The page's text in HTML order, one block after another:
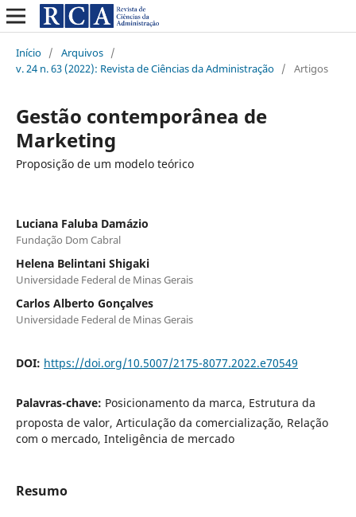
Início / Arquivos /
v. 24 n. 63 (2022): Revista de Ciências da Administração / Artigos
Gestão contemporânea de
Marketing
Proposição de um modelo teórico
Luciana Faluba Damázio
Fundação Dom Cabral
Helena Belintani Shigaki
Universidade Federal de Minas Gerais
Carlos Alberto Gonçalves
Universidade Federal de Minas Gerais
DOI: https://doi.org/10.5007/2175-8077.2022.e70549
Palavras-chave: Posicionamento da marca, Estrutura da
proposta de valor, Articulação da comercialização, Relação
com o mercado, Inteligência de mercado
Resumo